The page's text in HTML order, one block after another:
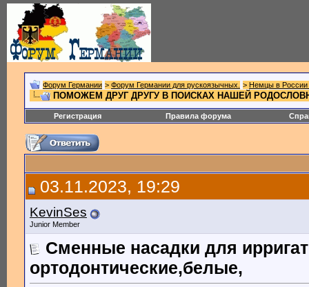
Форум Германии > Форум Германии для рускоязычных. > Немцы в России
ПОМОЖЕМ ДРУГ ДРУГУ В ПОИСКАХ НАШЕЙ
Регистрация Правила форума
03.11.2023, 19:29
KevinSes
Junior Member
Сменные насадки для
ортодонтические,белые,